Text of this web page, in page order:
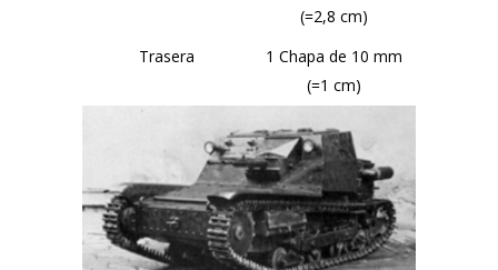
(=2,8 cm)
Trasera
1 Chapa de 10 mm
(=1 cm)